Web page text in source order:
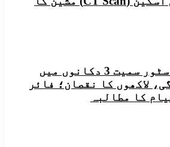
آیون میں بیکری اسٹور سمیت 3 دکانوں میں
لاکھوں کا نقصان؛ فائر
کا مطالبہ